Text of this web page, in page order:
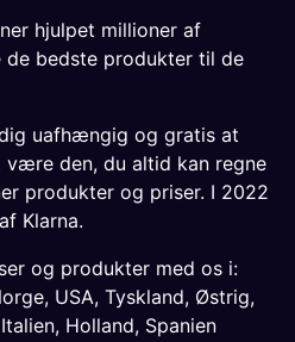
hjulpet millioner af
de bedste produkter til de
uafhængig og gratis at
være den, du altid kan regne
produkter og priser. I 2022
Klarna.
og produkter med os i:
, USA, Tyskland, Østrig,
Italien, Holland, Spanien